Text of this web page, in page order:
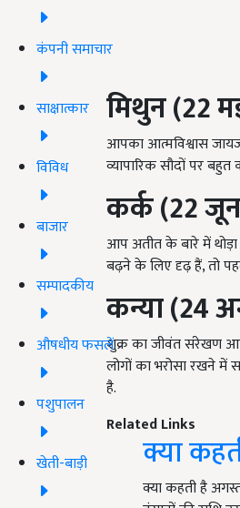
कंपनी समाचार
साक्षात्कार
विविध
बाजार
सम्पादकीय
औषधीय फसलें
पशुपालन
खेती-बाड़ी
मिथुन (22
आपका आत्मविश्वास
व्यापारिक सौदों पर
कर्क (22
आप अतीत के बारे में
बढ़ने के लिए दृढ़ हैं, तो
कन्या (24
शुक्र का जीवंत संरेखण
लोगों का भरोसा रखने में
है.
Related Links
क्या
क्या कहती है